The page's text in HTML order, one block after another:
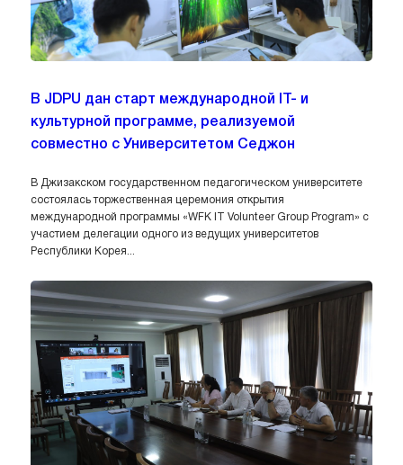
В JDPU дан старт международной IT- и
культурной программе, реализуемой
совместно с Университетом Седжон
В Джизакском государственном педагогическом университете
состоялась торжественная церемония открытия
международной программы «WFK IT Volunteer Group Program» с
участием делегации одного из ведущих университетов
Республики Корея...